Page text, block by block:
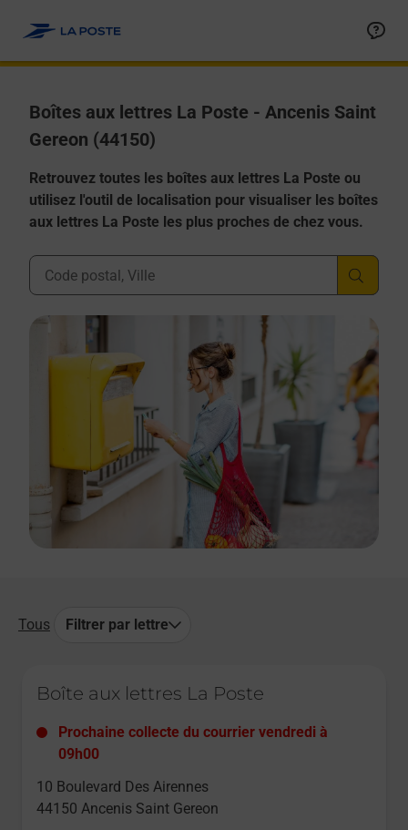
Boîtes aux lettres La Poste - Ancenis Saint
Gereon (44150)
Retrouvez toutes les boîtes aux lettres La Poste ou
utilisez l'outil de localisation pour visualiser les boîtes
aux lettres La Poste les plus proches de chez vous.
Ville, Département, Code Postal
Tous Filtrer par lettre
Boîte aux lettres La Poste
Prochaine collecte du courrier vendredi à
09h00
10 Boulevard Des Airennes
44150 Ancenis Saint Gereon